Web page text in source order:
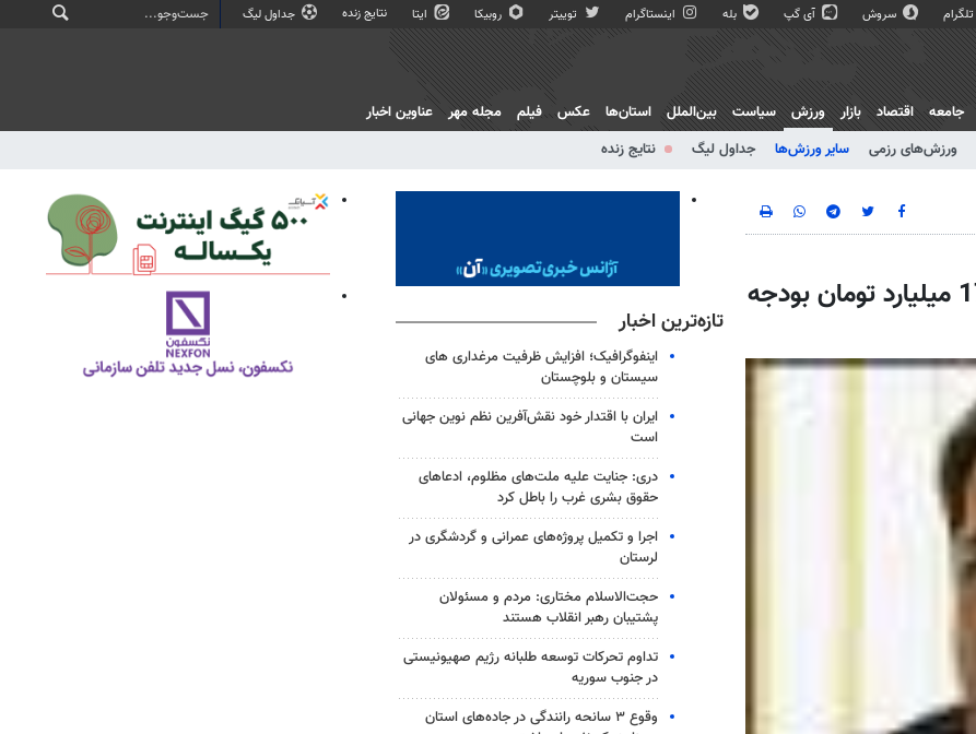
تلگرام سروش آی گپ بله اینستاگرام توییتر روبیکا ایتا نتایج زنده جداول لیگ
جامعه اقتصاد بازار
ورزش
ورزش‌های رزمی سایر ورزش‌ها جداول لیگ نتایج زنده
سیاست بین‌الملل استان‌ها عکس فیلم مجله مهر عناوین اخبار
ورزشکاران دارای هتل اختصاصی می‎شوند/ 170 میلیارد تومان بودجه
تازه‌ترین اخبار
اینفوگرافیک؛ افزایش ظرفیت مرغداری های
سیستان و بلوچستان
ایران با اقتدار خود نقش‌آفرین نظم نوین جهانی
است
دری: جنایت علیه ملت‌های مظلوم، ادعاهای
حقوق بشری غرب را باطل کرد
اجرا و تکمیل پروژه‌های عمرانی و گردشگری در
لرستان
حجت‌الاسلام مختاری: مردم و مسئولان
پشتیبان رهبر انقلاب هستند
تداوم تحرکات توسعه طلبانه رژیم صهیونیستی
در جنوب سوریه
وقوع ۳ سانحه رانندگی در جاده‌های استان